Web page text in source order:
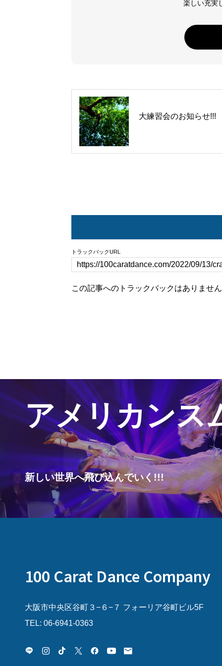
楽しい充実
大練習会のお知らせ!!!
トラックバックURL
この記事へのトラックバックはありませ
アメリカンス
新しい世界へ飛び込んでいく!!!
100 Carat Dance Company
大阪市中央区谷町３−６−７ フォーリア谷町ビル5F
TEL: 06-6941-0363